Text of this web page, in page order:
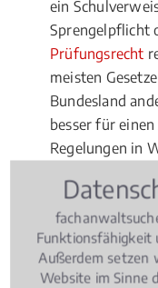
ein
Sprengelpflicht
Prüfungsrecht
meisten
Bundesland
besser für
Regelungen in
und
Als Beamte
wissen Sie um
Funktionsfähigkeit
Außerdem setzen
Website im Sinne